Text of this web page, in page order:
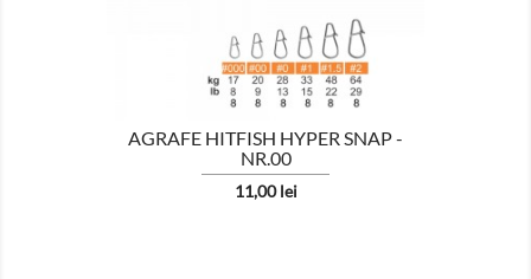
AGRAFE HITFISH HYPER SNAP -
NR.00
Pret
11,00 lei